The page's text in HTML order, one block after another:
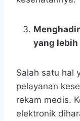
yang lebih
Salah satu hal
pelayanan
rekam medis.
elektronik